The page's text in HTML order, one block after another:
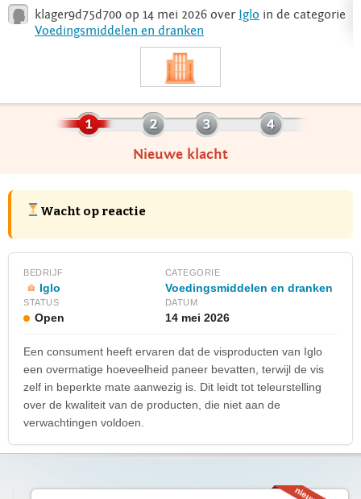
Login
klager9d75d700 op 14 mei 2026 over Iglo in de categorie
Voedingsmiddelen en dranken
Nieuwe klacht
Wacht op reactie
BEDRIJF
Iglo
CATEGORIE
Voedingsmiddelen en dranken
STATUS
Open
DATUM
14 mei 2026
Een consument heeft ervaren dat de visproducten van Iglo
een overmatige hoeveelheid paneer bevatten, terwijl de vis
zelf in beperkte mate aanwezig is. Dit leidt tot teleurstelling
over de kwaliteit van de producten, die niet aan de
verwachtingen voldoen.